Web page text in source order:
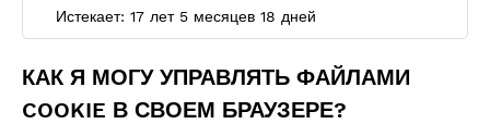
Истекает: 17 лет 5 месяцев 18 дней
КАК Я МОГУ УПРАВЛЯТЬ ФАЙЛАМИ
COOKIE В СВОЕМ БРАУЗЕРЕ?